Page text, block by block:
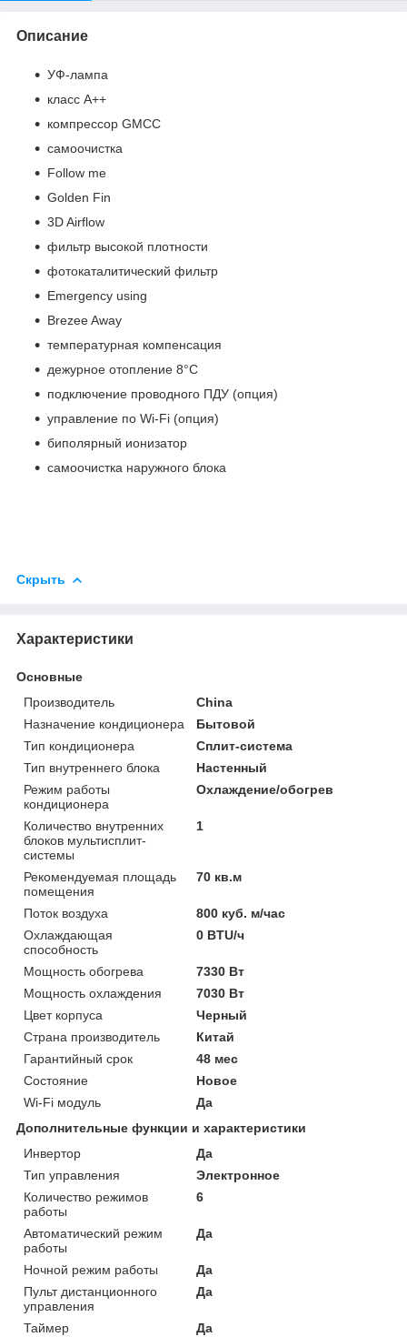
Описание
УФ-лампа
класс А++
компрессор GMCC
самоочистка
Follow me
Golden Fin
3D Airflow
фильтр высокой плотности
фотокаталитический фильтр
Emergency using
Brezee Away
температурная компенсация
дежурное отопление 8°С
подключение проводного ПДУ (опция)
управление по Wi-Fi (опция)
биполярный ионизатор
самоочистка наружного блока
Скрыть
Характеристики
Основные
Производитель
China
Назначение кондиционера
Бытовой
Тип кондиционера
Сплит-система
Тип внутреннего блока
Настенный
Режим работы
кондиционера
Охлаждение/обогрев
Количество внутренних
блоков мультисплит-
системы
1
Рекомендуемая площадь
помещения
70 кв.м
Поток воздуха
800 куб. м/час
Охлаждающая
способность
0 BTU/ч
Мощность обогрева
7330 Вт
Мощность охлаждения
7030 Вт
Цвет корпуса
Черный
Страна производитель
Китай
Гарантийный срок
48 мес
Состояние
Новое
Wi-Fi модуль
Да
Дополнительные функции и характеристики
Инвертор
Да
Тип управления
Электронное
Количество режимов
работы
6
Автоматический режим
работы
Да
Ночной режим работы
Да
Пульт дистанционного
управления
Да
Таймер Да